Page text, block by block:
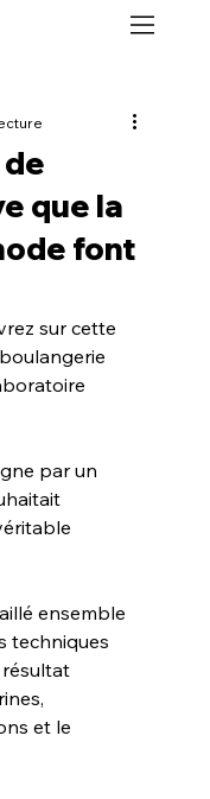
que la
font
sur cette
par un
ensemble
techniques
et le